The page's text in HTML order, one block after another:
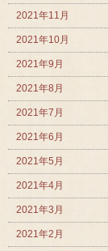
2021年11月
2021年10月
2021年9月
2021年8月
2021年7月
2021年6月
2021年5月
2021年4月
2021年3月
2021年2月